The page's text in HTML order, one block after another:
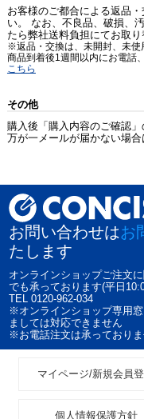
お客様のご都合による返品
い。 なお、不良品、破損、
たら弊社送料負担にてお取り
※返品・交換は、未開封、未使
商品到着後1週間以内にお電話
こちら
その他
購入後「購入内容のご確認」
万が一メールが届かない場合
お問い合わせはお
たします
オンラインショップご注文
でも承っております(平日
TEL 0120-962-034
※オンラインショップ専用
ましては対応できません
※お電話注文は承っており
マイページ/新規会員
個人情報保護方針